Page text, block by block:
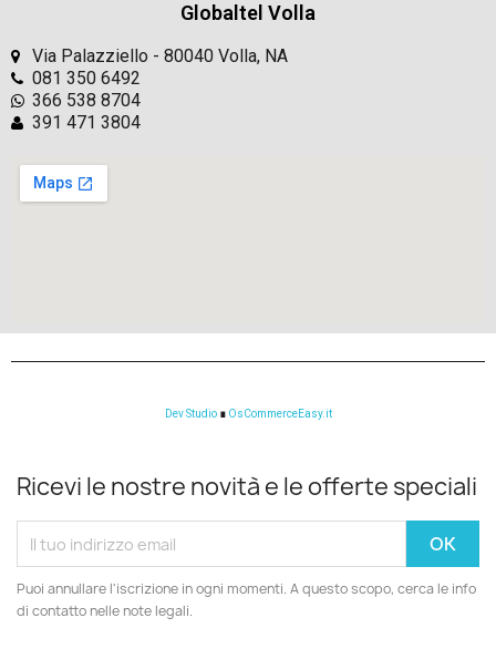
Globaltel Volla
Via Palazziello - 80040 Volla, NA
081 350 6492
366 538 8704
391 471 3804
Dev Studio ∎ OsCommerceEasy.it
Ricevi le nostre novità e le offerte speciali
Puoi annullare l'iscrizione in ogni momenti. A questo scopo, cerca le info
di contatto nelle note legali.